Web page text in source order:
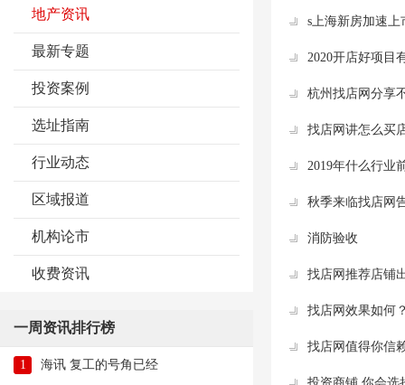
地产资讯
最新专题
投资案例
选址指南
行业动态
区域报道
机构论市
收费资讯
一周资讯排行榜
1 海讯 复工的号角已经
s上海新房加速
2020开店好项目
杭州找店网分享
找店网讲怎么买
2019年什么行业
秋季来临找店网
消防验收
找店网推荐店铺
找店网效果如何
找店网值得你信